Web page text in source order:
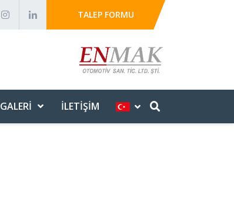
TALEP FORMU
GALERI İLETIŞIM